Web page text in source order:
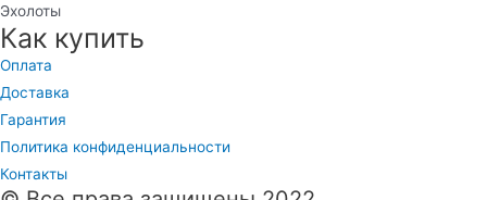
Эхолоты
Как купить
Оплата
Доставка
Гарантия
Политика конфиденциальности
Контакты